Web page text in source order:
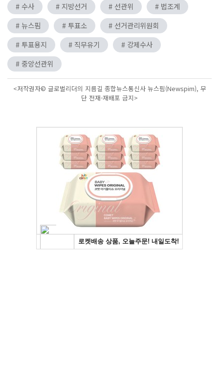
# 수사 # 지방선거 # 선관위
# 법조계
# 뉴스핌
# 투표소
# 선거관리위원회
# 투표용지
# 직무유기
# 강제수사
# 중앙선관위
<저작권자© 글로벌리더의 지름길 종합뉴스통신사 뉴스핌(Newspim), 무
단 전재-재배포 금지>